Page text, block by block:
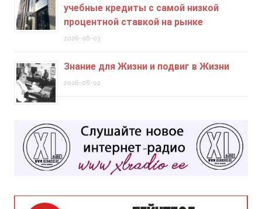
учебные кредиты c самой низкой
процентной ставкой на рынке
2026-08-03
Знание для Жизни и подвиг в Жизни
2026-08-02